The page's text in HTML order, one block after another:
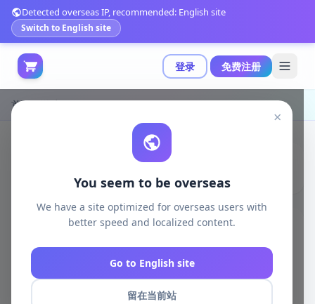
登录 免费注册
Detected overseas IP, recommended: English site
Switch to English site
×
You seem to be overseas
We have a site optimized for overseas users with
better speed and localized content.
Go to English site
留在当前站
首页 游戏开发
unity资源